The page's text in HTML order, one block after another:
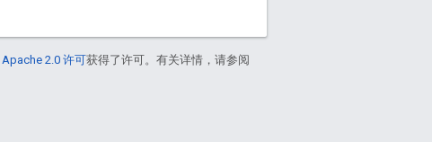
Apache 2.0 许可获得了许可。有关详情，请参阅